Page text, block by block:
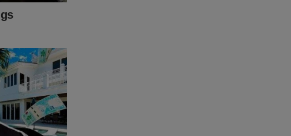
de volta ao
e todas as
tudo no livro.
a